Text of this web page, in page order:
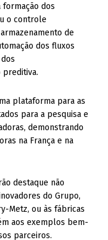
formação dos
o controle
de
dos fluxos
preditiva.
plataforma para as
para a pesquisa e
demonstrando
na França e na
destaque não
do Grupo,
Metz, ou às fábricas
aos exemplos bem-
parceiros.